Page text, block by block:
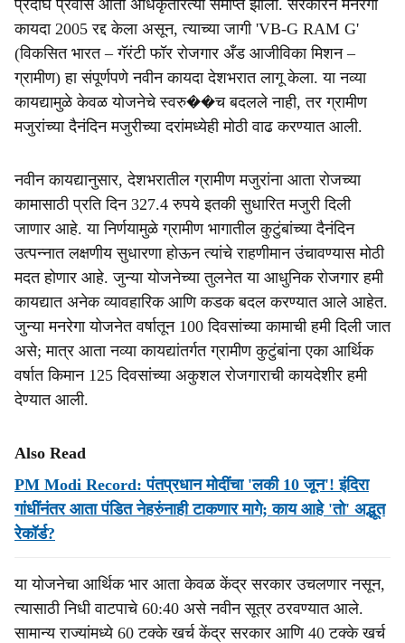
प्रदीर्घ प्रवास आता अधिकृतरित्या समाप्त झाला. सरकारने मनरेगा
कायदा 2005 रद्द केला असून, त्याच्या जागी 'VB-G RAM G'
(विकसित भारत – गॅरंटी फॉर रोजगार अँड आजीविका मिशन –
ग्रामीण) हा संपूर्णपणे नवीन कायदा देशभरात लागू केला. या नव्या
कायद्यामुळे केवळ योजनेचे स्वरु��च बदलले नाही, तर ग्रामीण
मजुरांच्या दैनंदिन मजुरीच्या दरांमध्येही मोठी वाढ करण्यात आली.
नवीन कायद्यानुसार, देशभरातील ग्रामीण मजुरांना आता रोजच्या
कामासाठी प्रति दिन 327.4 रुपये इतकी सुधारित मजुरी दिली
जाणार आहे. या निर्णयामुळे ग्रामीण भागातील कुटुंबांच्या दैनंदिन
उत्पन्नात लक्षणीय सुधारणा होऊन त्यांचे राहणीमान उंचावण्यास मोठी
मदत होणार आहे. जुन्या योजनेच्या तुलनेत या आधुनिक रोजगार हमी
कायद्यात अनेक व्यावहारिक आणि कडक बदल करण्यात आले आहेत.
जुन्या मनरेगा योजनेत वर्षातून 100 दिवसांच्या कामाची हमी दिली जात
असे; मात्र आता नव्या कायद्यांतर्गत ग्रामीण कुटुंबांना एका आर्थिक
वर्षात किमान 125 दिवसांच्या अकुशल रोजगाराची कायदेशीर हमी
देण्यात आली.
Also Read
PM Modi Record: पंतप्रधान मोदींचा 'लकी 10 जून'! इंदिरा
गांधींनंतर आता पंडित नेहरुंनाही टाकणार मागे; काय आहे 'तो' अद्भूत
रेकॉर्ड?
या योजनेचा आर्थिक भार आता केवळ केंद्र सरकार उचलणार नसून,
त्यासाठी निधी वाटपाचे 60:40 असे नवीन सूत्र ठरवण्यात आले.
सामान्य राज्यांमध्ये 60 टक्के खर्च केंद्र सरकार आणि 40 टक्के खर्च